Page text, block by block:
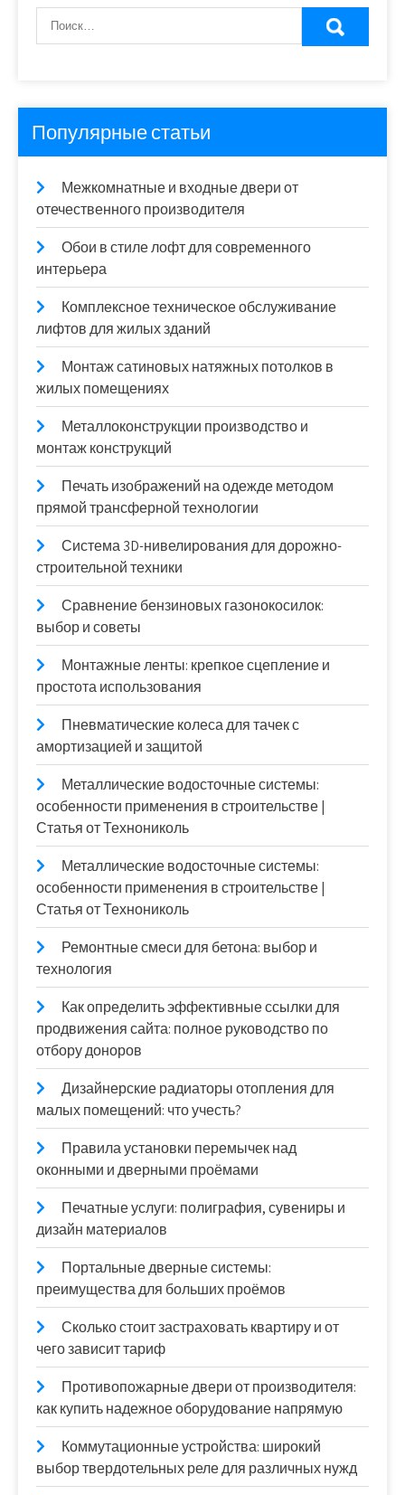
Популярные статьи
Межкомнатные и входные двери от
отечественного производителя
Обои в стиле лофт для современного
интерьера
Комплексное техническое обслуживание
лифтов для жилых зданий
Монтаж сатиновых натяжных потолков в
жилых помещениях
Металлоконструкции производство и
монтаж конструкций
Печать изображений на одежде методом
прямой трансферной технологии
Система 3D-нивелирования для дорожно-
строительной техники
Сравнение бензиновых газонокосилок:
выбор и советы
Монтажные ленты: крепкое сцепление и
простота использования
Пневматические колеса для тачек с
амортизацией и защитой
Металлические водосточные системы:
особенности применения в строительстве |
Статья от Технониколь
Металлические водосточные системы:
особенности применения в строительстве |
Статья от Технониколь
Ремонтные смеси для бетона: выбор и
технология
Как определить эффективные ссылки для
продвижения сайта: полное руководство по
отбору доноров
Дизайнерские радиаторы отопления для
малых помещений: что учесть?
Правила установки перемычек над
оконными и дверными проёмами
Печатные услуги: полиграфия, сувениры и
дизайн материалов
Портальные дверные системы:
преимущества для больших проёмов
Сколько стоит застраховать квартиру и от
чего зависит тариф
Противопожарные двери от производителя:
как купить надежное оборудование напрямую
Коммутационные устройства: широкий
выбор твердотельных реле для различных нужд